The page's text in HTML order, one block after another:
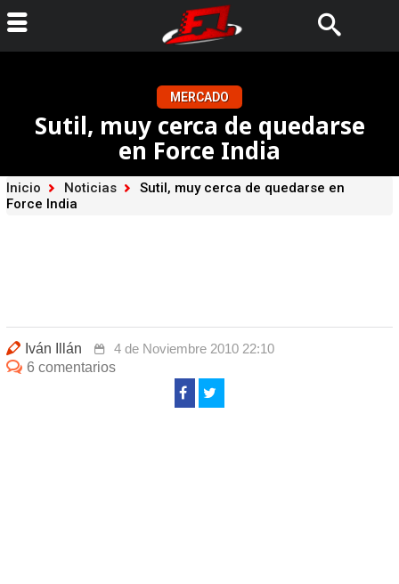
MERCADO
Sutil, muy cerca de quedarse
en Force India
Inicio Noticias
Sutil, muy cerca de quedarse en
Force India
Iván Illán
4 de Noviembre 2010 22:10
6 comentarios